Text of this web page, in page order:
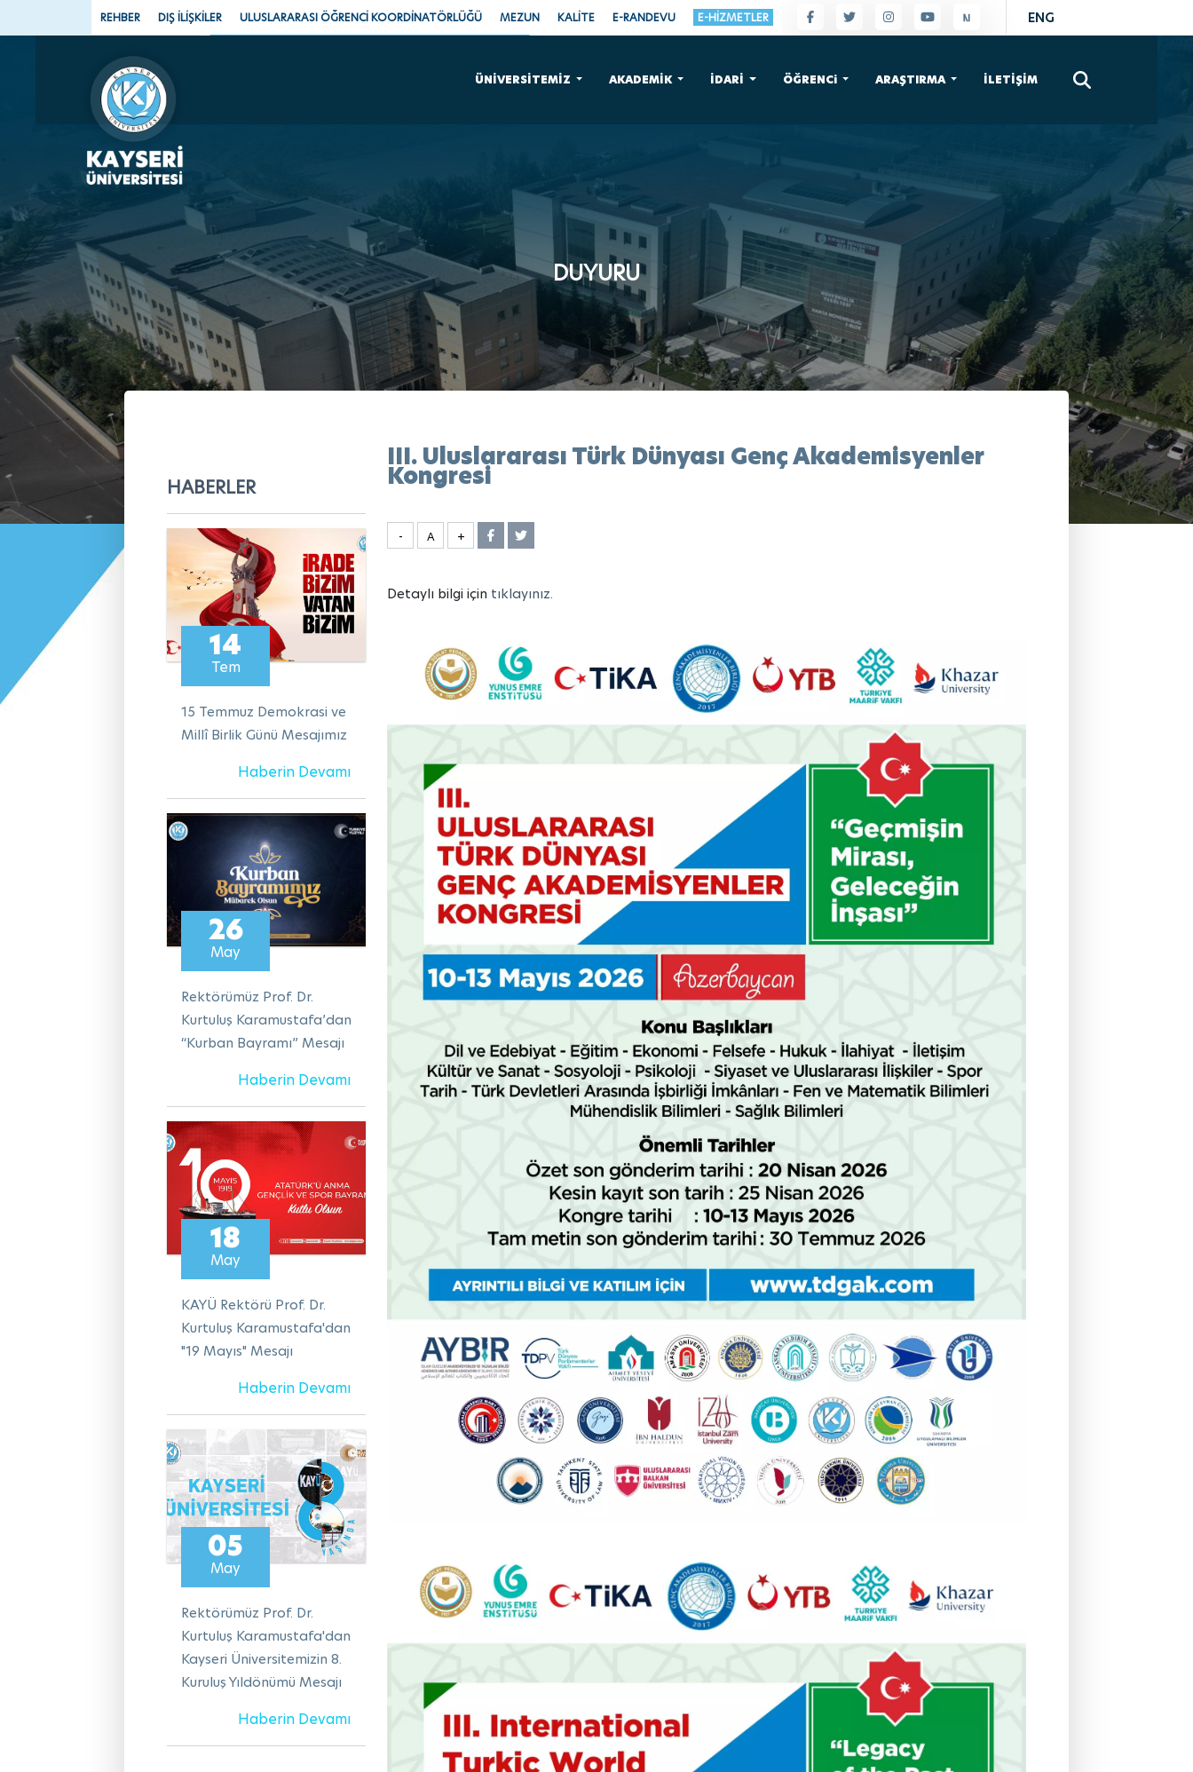
ÜNİVERSİTEMİZ AKADEMİK İDARİ ÖĞRENCi ARAŞTIRMA İLETİŞİM
×
ENG
REHBER DIŞ İLİŞKİLER ULUSLARARASI ÖĞRENCİ KOORDİNATÖRLÜĞÜ MEZUN KALİTE E-RANDEVU E-HİZMETLER
DUYURU
HABERLER
14
Tem
15 Temmuz Demokrasi ve
Millî Birlik Günü Mesajımız
Haberin Devamı
26
May
Rektörümüz Prof. Dr.
Kurtuluş Karamustafa’dan
“Kurban Bayramı” Mesajı
Haberin Devamı
18
May
KAYÜ Rektörü Prof. Dr.
Kurtuluş Karamustafa'dan
"19 Mayıs" Mesajı
Haberin Devamı
05
May
Rektörümüz Prof. Dr.
Kurtuluş Karamustafa'dan
Kayseri Üniversitemizin 8.
Kuruluş Yıldönümü Mesajı
Haberin Devamı
III. Uluslararası Türk Dünyası Genç Akademisyenler
Kongresi
- A +
Detaylı bilgi için tıklayınız.